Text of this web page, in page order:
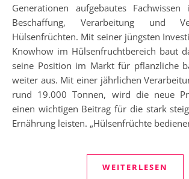
Generationen aufgebautes
Beschaffung, Verarbeitung und
Hülsenfrüchten. Mit seiner jüngsten
Knowhow im Hülsenfruchtbereich baut
seine Position im Markt für pflanzliche
weiter aus. Mit einer jährlichen
rund 19.000 Tonnen, wird die neue
einen wichtigen Beitrag für die stark
Ernährung leisten. „Hülsenfrüchte
WEITERLESEN